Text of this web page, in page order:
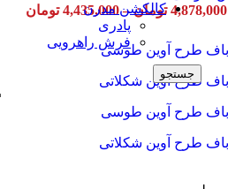
کالکشن مدرن
پادری
فرش راهرویی
جستجو
4,878,000 تومان –
4,435,000 تومان